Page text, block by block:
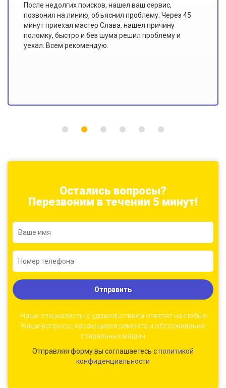
знают свою работу. Этот сервис доказал мне
обратное. В "Доверии" работают именно
профессионалы, потому что такого качества
ремонта и сервиса я еще не видел!
Остались вопросы?
Перезвоним в течении 5 минут!
Отправить
Наши специалисты с удовольствием ответят на любые
Ваши вопросы, касающиеся ремонта и обслуживания
стиральных машин
Отправляя форму вы соглашаетесь сполитикой
конфиденциальности